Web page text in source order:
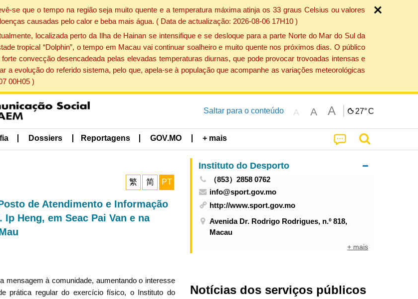
se que o tempo na região seja muito quente e a temperatura máxima atinja os 33 graus Celsius ou valores
causadas pelo calor e beba mais água. ( Data de actualização: 2026-08-06 17H10 )
localizada perto da Ilha de Hainan se intensifique e se desloque para a parte Norte do Mar do Sul da
tropical “Dolphin”, o tempo em Macau vai continuar soalheiro e muito quente nos próximos dias. O público
convecção desencadeada pelas elevadas temperaturas diurnas, que pode provocar trovoadas intensas e
a evolução do referido sistema, pelo que, apela-se à população que acompanhe as variações meteorológicas
00H05 )
Saltar para o conteúdo A A A 27°C
Dossiers Reportagens GOV.MO + mais
繁 简 PT
de Atendimento e Informação
Heng, em Seac Pai Van e na
mensagem à comunidade, aumentando o interesse
prática regular do exercício físico, o Instituto do
Instituto do Desporto
（853）2858 0762
info@sport.gov.mo
http://www.sport.gov.mo
Avenida Dr. Rodrigo Rodrigues, n.º 818,
Macau
+ mais
Notícias dos serviços públicos